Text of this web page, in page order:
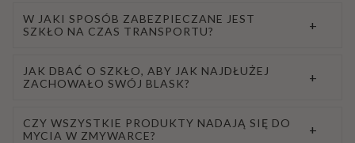
W JAKI SPOSÓB ZABEZPIECZANE JEST
SZKŁO NA CZAS TRANSPORTU?
+
JAK DBAĆ O SZKŁO, ABY JAK NAJDŁUŻEJ
ZACHOWAŁO SWÓJ BLASK?
+
CZY WSZYSTKIE PRODUKTY NADAJĄ SIĘ DO
MYCIA W ZMYWARCE?
+